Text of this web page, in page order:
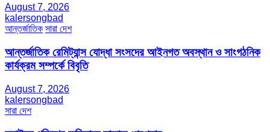
August 7, 2026
kalersongbad
আন্তর্জাতিক সারা দেশ
আন্তর্জাতিক রেমিট্যান্স যোদ্ধা সংসদের আইনগত অবস্থান ও সাংগঠনিক
কার্যক্রম সম্পর্কে বিবৃতি
August 7, 2026
kalersongbad
সারা দেশ